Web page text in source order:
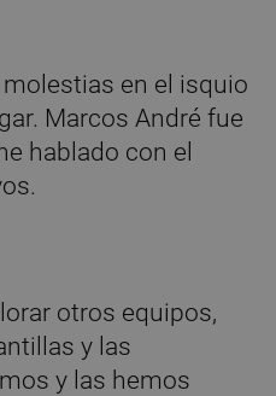
en el isquio
Marcos André fue
hablado con el
otros equipos,
y las
y las hemos